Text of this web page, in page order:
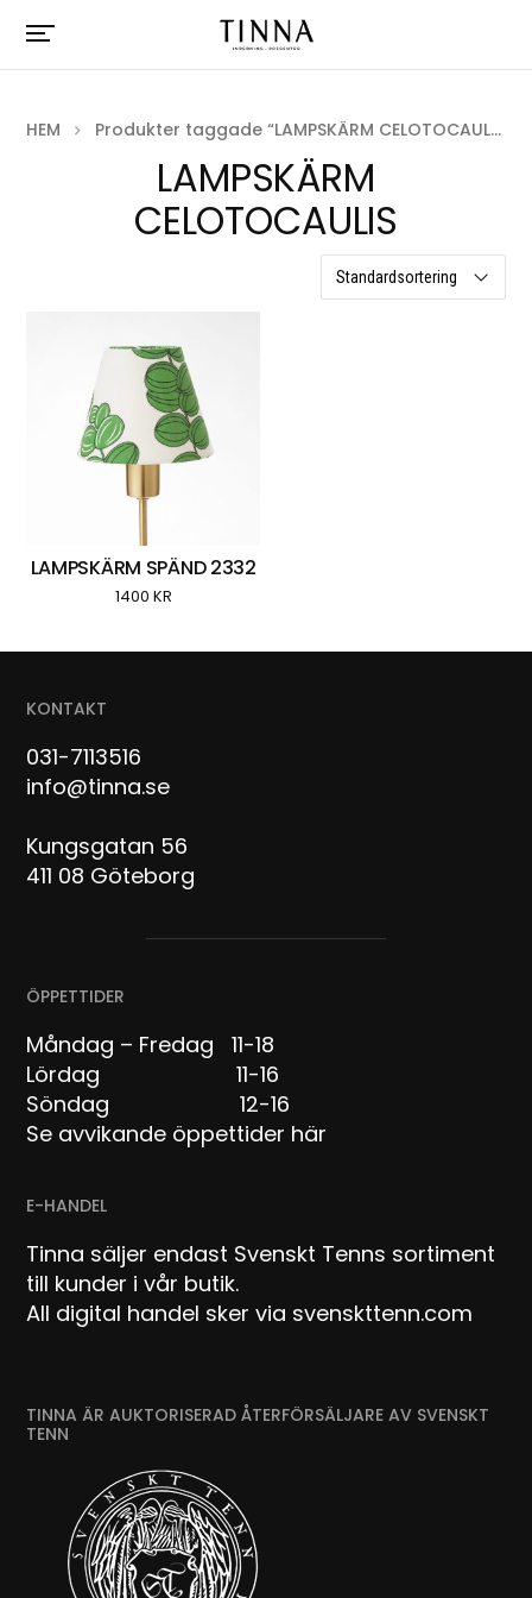
HEM Produkter taggade “LAMPSKÄRM CELOTOCAULIS”
LAMPSKÄRM
CELOTOCAULIS
LAMPSKÄRM SPÄND 2332
1400 KR
KONTAKT
031-7113516
info@tinna.se
Kungsgatan 56
411 08 Göteborg
ÖPPETTIDER
Måndag – Fredag 11-18
Lördag 11-16
Söndag 12-16
Se avvikande öppettider här
E-HANDEL
Tinna säljer endast Svenskt Tenns sortiment
till kunder i vår butik.
All digital handel sker via svenskttenn.com
TINNA ÄR AUKTORISERAD ÅTERFÖRSÄLJARE AV SVENSKT
TENN